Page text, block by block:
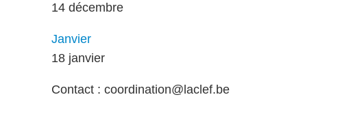
14 décembre
Janvier
18 janvier
Contact :coordination@laclef.be